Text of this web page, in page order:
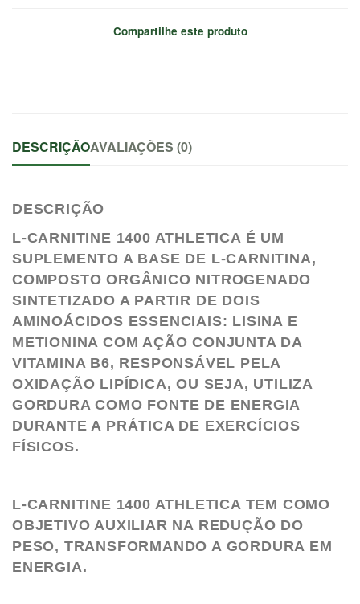
Compartilhe este produto
DESCRIÇÃOAVALIAÇÕES (0)
DESCRIÇÃO
L-CARNITINE 1400 ATHLETICA É UM
SUPLEMENTO A BASE DE L-CARNITINA,
COMPOSTO ORGÂNICO NITROGENADO
SINTETIZADO A PARTIR DE DOIS
AMINOÁCIDOS ESSENCIAIS: LISINA E
METIONINA COM AÇÃO CONJUNTA DA
VITAMINA B6, RESPONSÁVEL PELA
OXIDAÇÃO LIPÍDICA, OU SEJA, UTILIZA
GORDURA COMO FONTE DE ENERGIA
DURANTE A PRÁTICA DE EXERCÍCIOS
FÍSICOS.
L-CARNITINE 1400 ATHLETICA TEM COMO
OBJETIVO AUXILIAR NA REDUÇÃO DO
PESO, TRANSFORMANDO A GORDURA EM
ENERGIA.